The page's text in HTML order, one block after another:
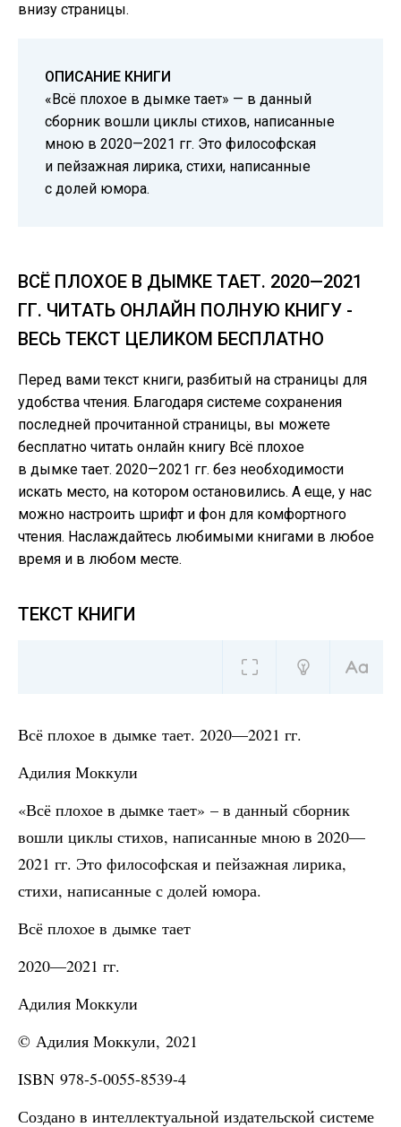
внизу страницы.
ОПИСАНИЕ КНИГИ
«Всё плохое в дымке тает» — в данный
сборник вошли циклы стихов, написанные
мною в 2020—2021 гг. Это философская
и пейзажная лирика, стихи, написанные
с долей юмора.
ВСЁ ПЛОХОЕ В ДЫМКЕ ТАЕТ. 2020—2021
ГГ. ЧИТАТЬ ОНЛАЙН ПОЛНУЮ КНИГУ -
ВЕСЬ ТЕКСТ ЦЕЛИКОМ БЕСПЛАТНО
Перед вами текст книги, разбитый на страницы для
удобства чтения. Благодаря системе сохранения
последней прочитанной страницы, вы можете
бесплатно читать онлайн книгу Всё плохое
в дымке тает. 2020—2021 гг. без необходимости
искать место, на котором остановились. А еще, у нас
можно настроить шрифт и фон для комфортного
чтения. Наслаждайтесь любимыми книгами в любое
время и в любом месте.
ТЕКСТ КНИГИ
Всё плохое в дымке тает. 2020—2021 гг.
Адилия Моккули
«Всё плохое в дымке тает» – в данный сборник
вошли циклы стихов, написанные мною в 2020—
2021 гг. Это философская и пейзажная лирика,
стихи, написанные с долей юмора.
Всё плохое в дымке тает
2020—2021 гг.
Адилия Моккули
© Адилия Моккули, 2021
ISBN 978-5-0055-8539-4
Создано в интеллектуальной издательской системе